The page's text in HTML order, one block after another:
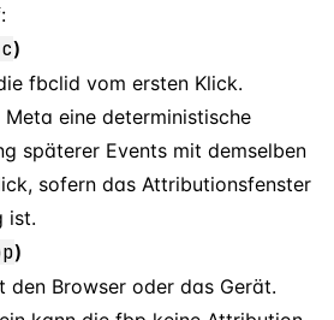
)
fbclid vom ersten Klick.
eine deterministische
späterer Events mit demselben
sofern das Attributionsfenster
ist.
)
den Browser oder das Gerät.